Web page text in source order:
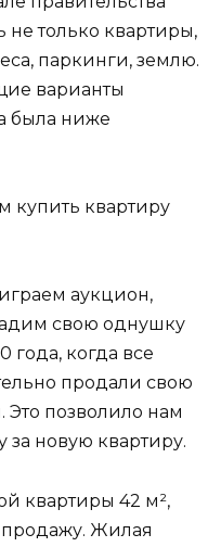
только квартиры,
паркинги, землю.
варианты
была ниже
купить квартиру
аукцион,
свою однушку
года, когда все
продали свою
Это позволило нам
за новую квартиру.
квартиры 42 м²,
Жилая